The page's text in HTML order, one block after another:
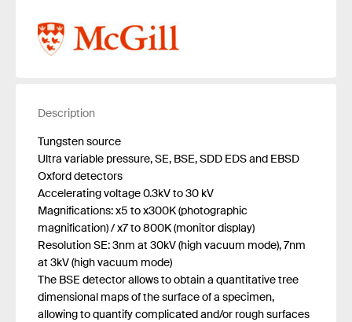
Description
Tungsten source
Ultra variable pressure, SE, BSE, SDD EDS and EBSD
Oxford detectors
Accelerating voltage 0.3kV to 30 kV
Magnifications: x5 to x300K (photographic
magnification) / x7 to 800K (monitor display)
Resolution SE: 3nm at 30kV (high vacuum mode), 7nm
at 3kV (high vacuum mode)
The BSE detector allows to obtain a quantitative tree
dimensional maps of the surface of a specimen,
allowing to quantify complicated and/or rough surfaces